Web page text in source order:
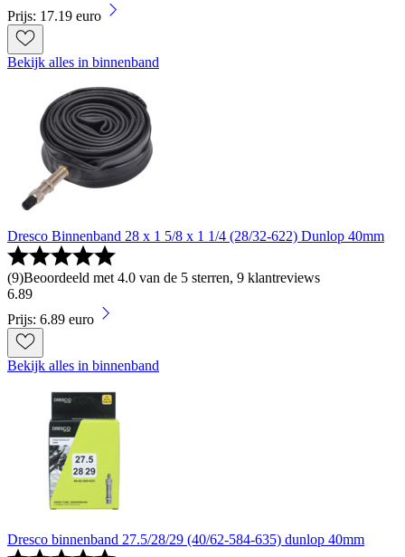
Prijs: 17.19 euro
Bekijk alles in binnenband
Dresco Binnenband 28 x 1 5/8 x 1 1/4 (28/32-622) Dunlop 40mm
(9)Beoordeeld met 4.0 van de 5 sterren, 9 klantreviews
6.89
Prijs: 6.89 euro
Bekijk alles in binnenband
Dresco binnenband 27.5/28/29 (40/62-584-635) dunlop 40mm